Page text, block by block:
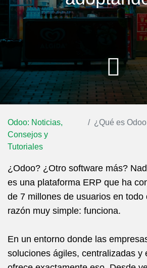
Odoo: Noticias,
Consejos y
Tutoriales
¿Qué es Odoo y por qué
¿Odoo? ¿Otro software más?
es una plataforma ERP que ha
de 7 millones de usuarios en todo
razón muy simple: funciona.
En un entorno donde las
soluciones ágiles, centralizadas y